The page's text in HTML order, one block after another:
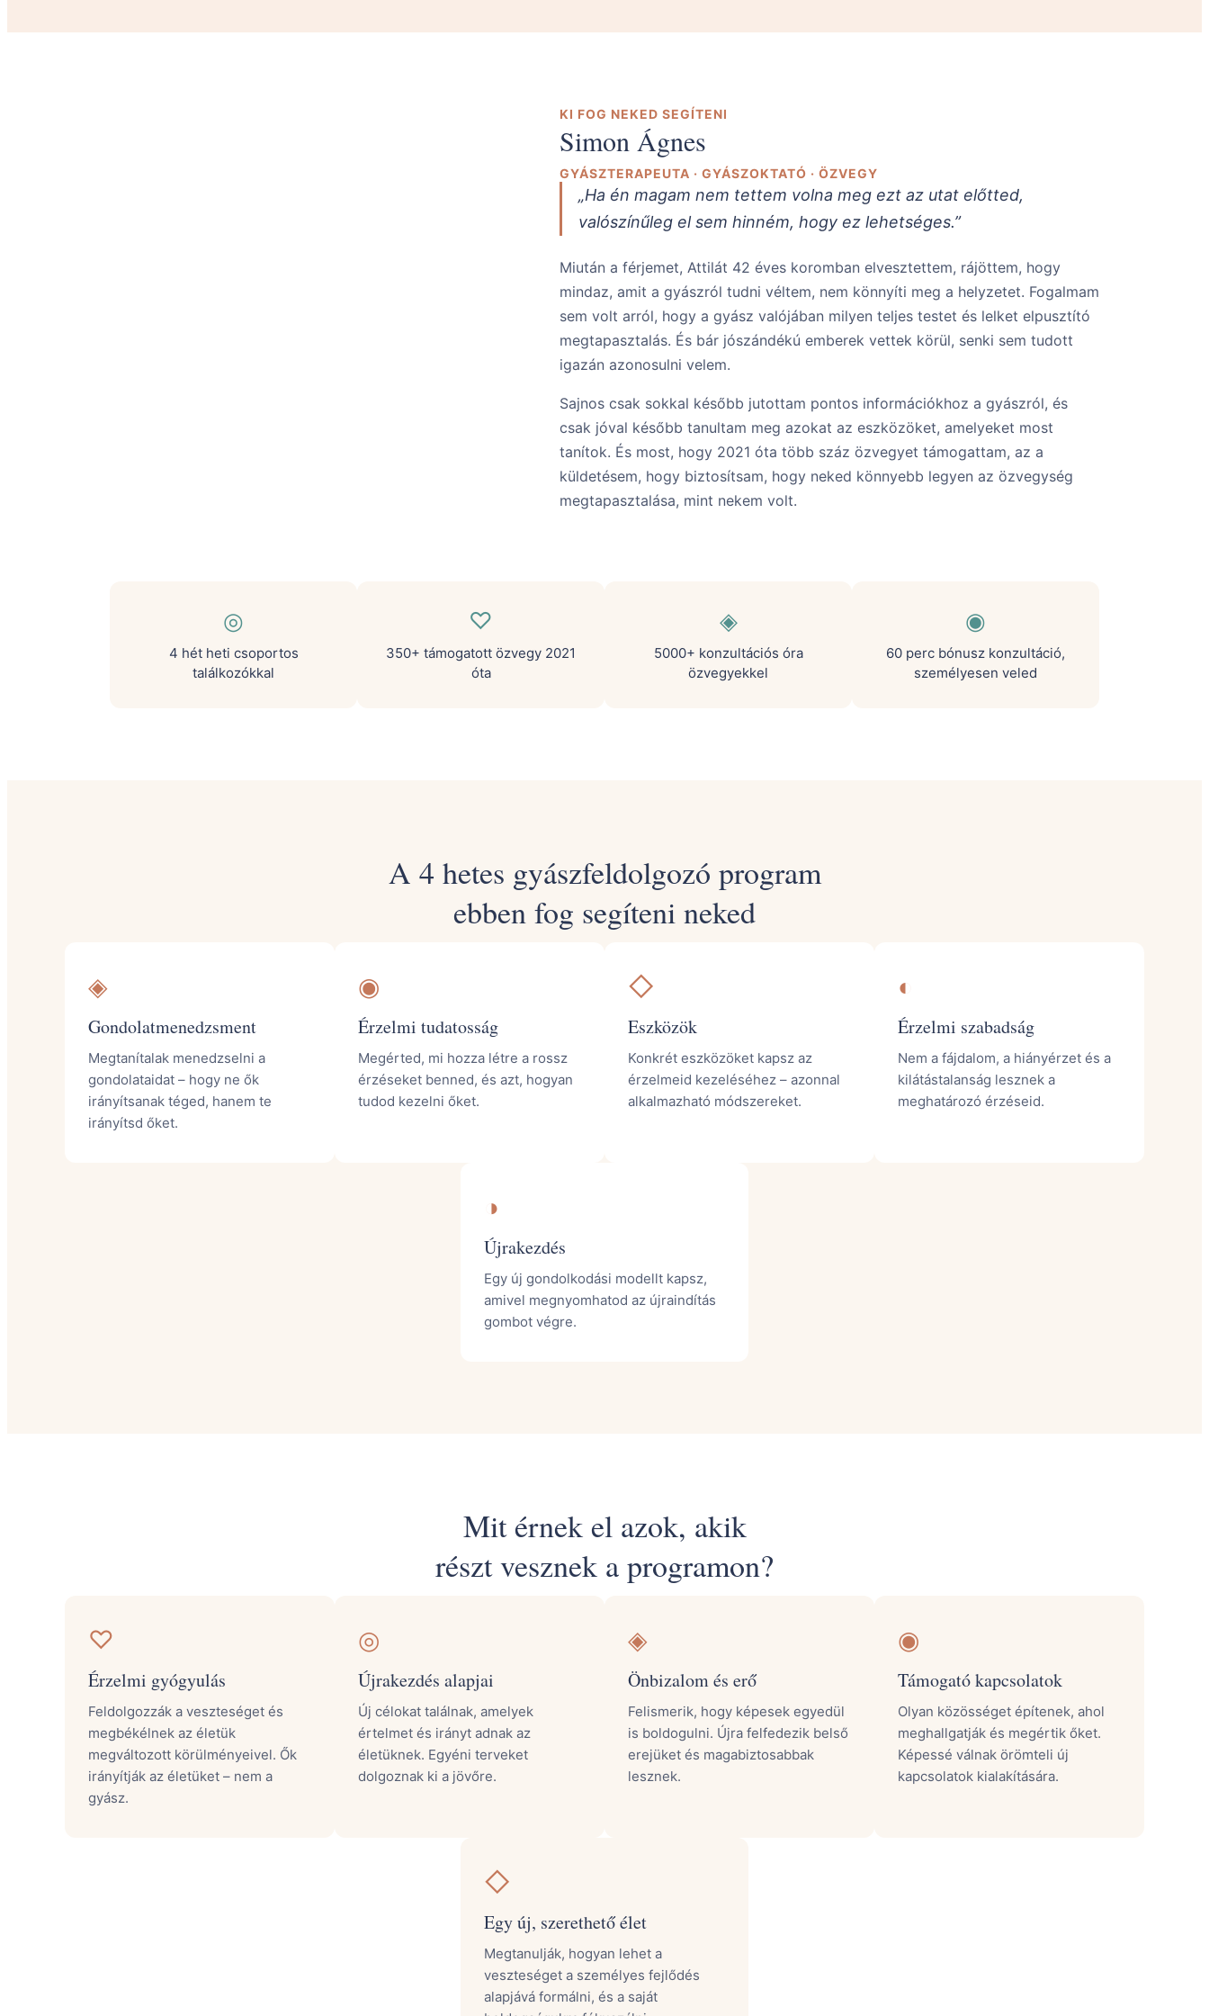
KI FOG NEKED SEGÍTENI
Simon Ágnes
GYÁSZTERAPEUTA · GYÁSZOKTATÓ · ÖZVEGY
„Ha én magam nem tettem volna meg ezt az utat előtted,
valószínűleg el sem hinném, hogy ez lehetséges.”
Miután a férjemet, Attilát 42 éves koromban elvesztettem, rájöttem, hogy
mindaz, amit a gyászról tudni véltem, nem könnyíti meg a helyzetet. Fogalmam
sem volt arról, hogy a gyász valójában milyen teljes testet és lelket elpusztító
megtapasztalás. És bár jószándékú emberek vettek körül, senki sem tudott
igazán azonosulni velem.
Sajnos csak sokkal később jutottam pontos információkhoz a gyászról, és
csak jóval később tanultam meg azokat az eszközöket, amelyeket most
tanítok. És most, hogy 2021 óta több száz özvegyet támogattam, az a
küldetésem, hogy biztosítsam, hogy neked könnyebb legyen az özvegység
megtapasztalása, mint nekem volt.
◎
4 hét heti csoportos
találkozókkal
♡
350+ támogatott özvegy 2021
óta
◈
5000+ konzultációs óra
özvegyekkel
◉
60 perc bónusz konzultáció,
személyesen veled
A 4 hetes gyászfeldolgozó program
ebben fog segíteni neked
◈
Gondolatmenedzsment
Megtanítalak menedzselni a
gondolataidat – hogy ne ők
irányítsanak téged, hanem te
irányítsd őket.
◉
Érzelmi tudatosság
Megérted, mi hozza létre a rossz
érzéseket benned, és azt, hogyan
tudod kezelni őket.
◇
Eszközök
Konkrét eszközöket kapsz az
érzelmeid kezeléséhez – azonnal
alkalmazható módszereket.
◐
Érzelmi szabadság
Nem a fájdalom, a hiányérzet és a
kilátástalanság lesznek a
meghatározó érzéseid.
◑
Újrakezdés
Egy új gondolkodási modellt kapsz,
amivel megnyomhatod az újraindítás
gombot végre.
Mit érnek el azok, akik
részt vesznek a programon?
♡
Érzelmi gyógyulás
Feldolgozzák a veszteséget és
megbékélnek az életük
megváltozott körülményeivel. Ők
irányítják az életüket – nem a
gyász.
◎
Újrakezdés alapjai
Új célokat találnak, amelyek
értelmet és irányt adnak az
életüknek. Egyéni terveket
dolgoznak ki a jövőre.
◈
Önbizalom és erő
Felismerik, hogy képesek egyedül
is boldogulni. Újra felfedezik belső
erejüket és magabiztosabbak
lesznek.
◉
Támogató kapcsolatok
Olyan közösséget építenek, ahol
meghallgatják és megértik őket.
Képessé válnak örömteli új
kapcsolatok kialakítására.
◇
Egy új, szerethető élet
Megtanulják, hogyan lehet a
veszteséget a személyes fejlődés
alapjává formálni, és a saját